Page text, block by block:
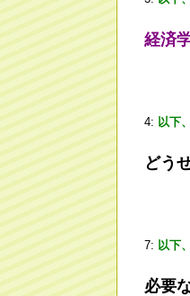
経済
4: 以下
どう
7: 以下
必要